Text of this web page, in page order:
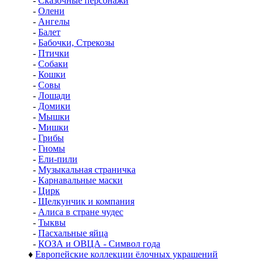
- Олени
- Ангелы
- Балет
- Бабочки, Стрекозы
- Птички
- Собаки
- Кошки
- Совы
- Лошади
- Домики
- Мышки
- Мишки
- Грибы
- Гномы
- Ели-пили
- Музыкальная страничка
- Карнавальные маски
- Цирк
- Щелкунчик и компания
- Алиса в стране чудес
- Тыквы
- Пасхальные яйца
- КОЗА и ОВЦА - Символ года
♦ Европейские коллекции ёлочных украшений